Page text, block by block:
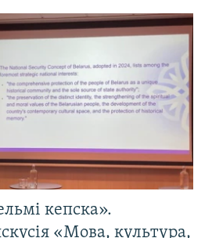
кепска».
«Мова, культура,